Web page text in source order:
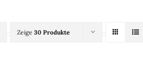
Zeige 30 Produkte